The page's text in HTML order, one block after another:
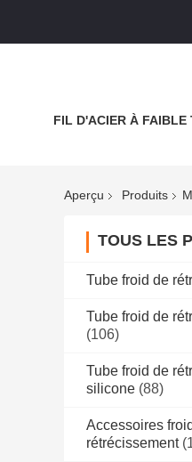
FIL D'ACIER À FAIBLE
Aperçu Produits
TOUS LES
Tube froid de
Tube froid de
(106)
Tube froid de
silicone (88)
Accessoires
rétrécissement